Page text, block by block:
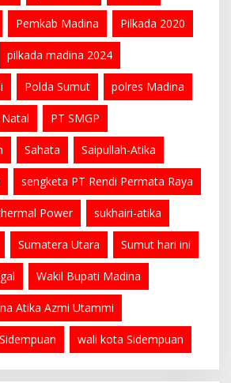
Pemkab Madina Pilkada 2020
pilkada madina 2024
Polda Sumut polres Madina
PT SMGP
Sahata Saipullah-Atika
sengketa PT Rendi Permata Raya
Power sukhairi-atika
Sumatera Utara Sumut hari ini
Wakil Bupati Madina
Atika Azmi Utammi
wali kota Sidempuan
Keras Tim Meski Terbatas